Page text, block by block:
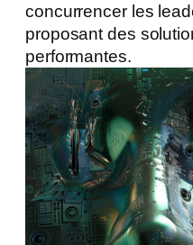
concurrencer les
proposant des
performantes.